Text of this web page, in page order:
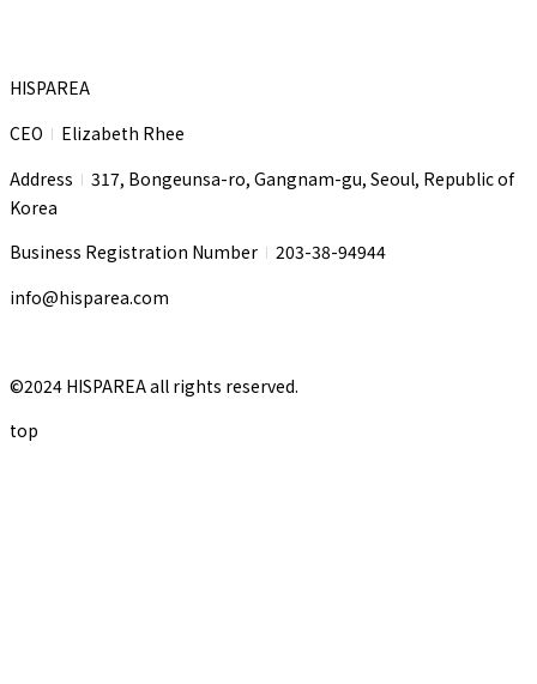
HISPAREA
CEO I Elizabeth Rhee
Address I 317, Bongeunsa-ro, Gangnam-gu, Seoul, Republic of
Korea
Business Registration Number I 203-38-94944
info@hisparea.com
©2024 HISPAREA all rights reserved.
top